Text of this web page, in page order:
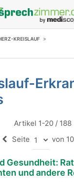
KREISLAUF
Artikel 1-20 / 188
Seite von 10
Gesundheit:
und andere